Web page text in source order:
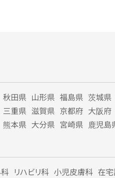
秋田県 山形県 福島県 茨城県
三重県 滋賀県 京都府 大阪府
熊本県 大分県 宮崎県 鹿児島
リハビリ科 小児皮膚科 在